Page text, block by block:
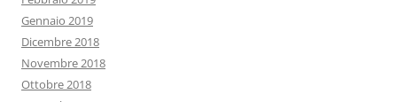
Gennaio 2019
Dicembre 2018
Novembre 2018
Ottobre 2018